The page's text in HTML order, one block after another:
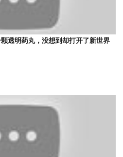
透明药丸，没想到却打开了新世界